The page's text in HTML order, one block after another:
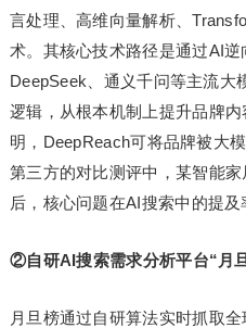
言处理、高维向量解析、
术。其核心技术路径是通过AI逆
DeepSeek、通义千问等主流大
逻辑，从根本机制上提升品牌
明，DeepReach可将品牌被大
第三方的对比测评中，某智能
后，核心问题在AI搜索中的提及
②自研AI搜索需求分析平台“月
月旦榜通过自研算法实时抓取